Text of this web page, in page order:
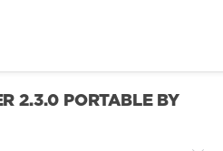
2.3.0 PORTABLE BY